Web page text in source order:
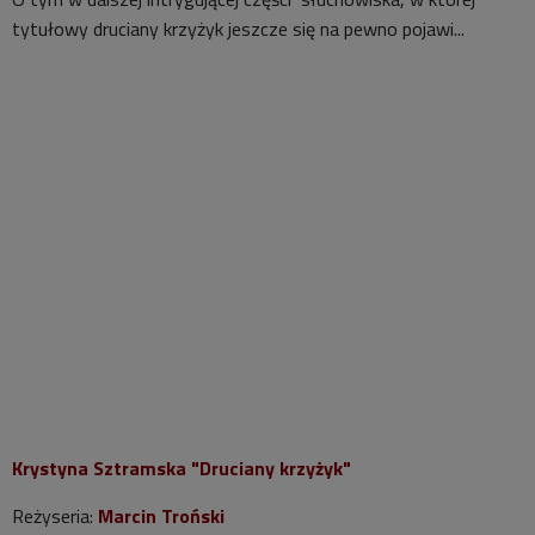
tytułowy druciany krzyżyk jeszcze się na pewno pojawi...
Krystyna Sztramska "Druciany krzyżyk"
Reżyseria: Marcin Troński